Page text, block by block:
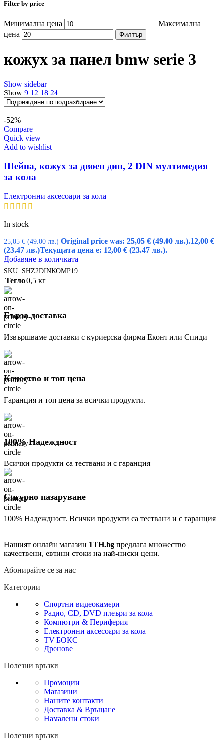
Filter by price
Минимална цена
Максимална
цена
Филтър
кожух за панел bmw serie 3
Show sidebar
Show 9 12 18 24
-52%
Compare
Quick view
Add to wishlist
Шейна, кожух за двоен дин, 2 DIN мултимедия
за кола
Електронни аксесоари за кола
In stock
25,05€ (49.00 лв.) Original price was: 25,05 € (49.00 лв.).12,00 €
(23.47 лв.)Текущата цена е: 12,00 € (23.47 лв.).
Добавяне в количката
SKU: SHZ2DINKOMP19
Тегло0,5 кг
Бърза доставка
Извършваме доставки с куриерска фирма Еконт или Спиди
Качество и топ цена
Гаранция и топ цена за всички продукти.
100% Надеждност
Всички продукти са тествани и с гаранция
Сигурно пазаруване
100% Надеждност. Всички продукти са тествани и с гаранция
Нашият онлайн магазин 1TH.bg предлага множество
качествени, евтини стоки на най-ниски цени.
Абонирайте се за нас
Категории
Спортни видеокамери
Радио, CD, DVD плеъри за кола
Компютри & Периферия
Електронни аксесоари за кола
TV БОКС
Дронове
Полезни връзки
Промоции
Магазини
Нашите контакти
Доставка & Връщане
Намалени стоки
Полезни връзки